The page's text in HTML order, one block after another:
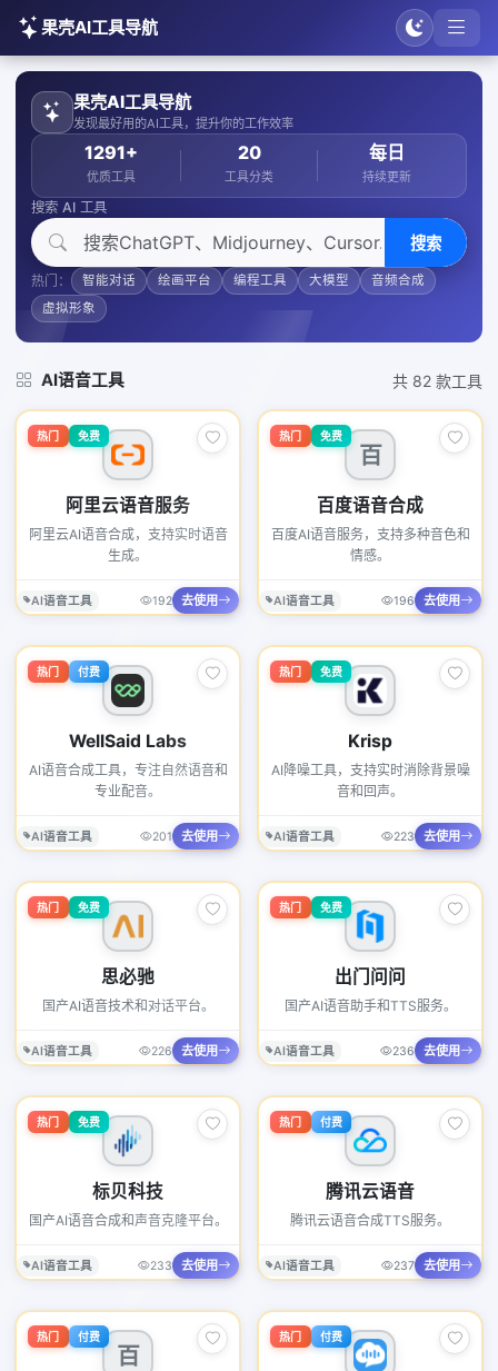
果壳AI工具导航
果壳AI工具导航
发现最好用的AI工具，提升你的工作效率
1291+
优质工具
20
工具分类
每日
持续更新
搜索 AI 工具
搜索
热门： 智能对话 绘画平台 编程工具 大模型
音频合成
虚拟形象
AI语音工具 共 82 款工具
热门 免费
阿里云语音服务
阿里云AI语音合成，支持实时语音
生成。
AI语音工具 192 去使用
百
热门 免费
百度语音合成
百度AI语音服务，支持多种音色和
情感。
AI语音工具 196 去使用
热门 付费
WellSaid Labs
AI语音合成工具，专注自然语音和
专业配音。
AI语音工具 201 去使用
热门 免费
Krisp
AI降噪工具，支持实时消除背景噪
音和回声。
AI语音工具 223 去使用
热门 免费
思必驰
国产AI语音技术和对话平台。
AI语音工具 226 去使用
热门 免费
出门问问
国产AI语音助手和TTS服务。
AI语音工具 236 去使用
热门 免费
标贝科技
国产AI语音合成和声音克隆平台。
AI语音工具 233 去使用
热门 付费
腾讯云语音
腾讯云语音合成TTS服务。
AI语音工具 237 去使用
百
热门 付费 热门 付费